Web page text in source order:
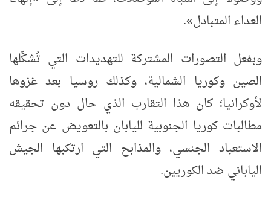
العداء المتبادل»
.
وبفعل التصورات المشتركة للتهديدات التي تُشكِّلها
الصين وكوريا الشمالية، وكذلك روسيا بعد غزوها
لأوكرانيا؛ كان هذا التقارب الذي حال دون تحقيقه
مطالبات كوريا الجنوبية لليابان بالتعويض عن جرائم
الاستعباد الجنسي، والمذابح التي ارتكبها الجيش
الياباني ضد الكوريين.